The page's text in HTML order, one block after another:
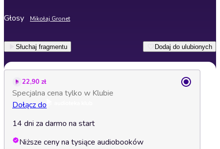
Głosy Mikołaj Gronet
Słuchaj fragmentu Dodaj do ulubionych
22,90 zł
Specjalna cena tylko w Klubie
Dołącz do
14 dni za darmo na start
Niższe ceny na tysiące audiobooków